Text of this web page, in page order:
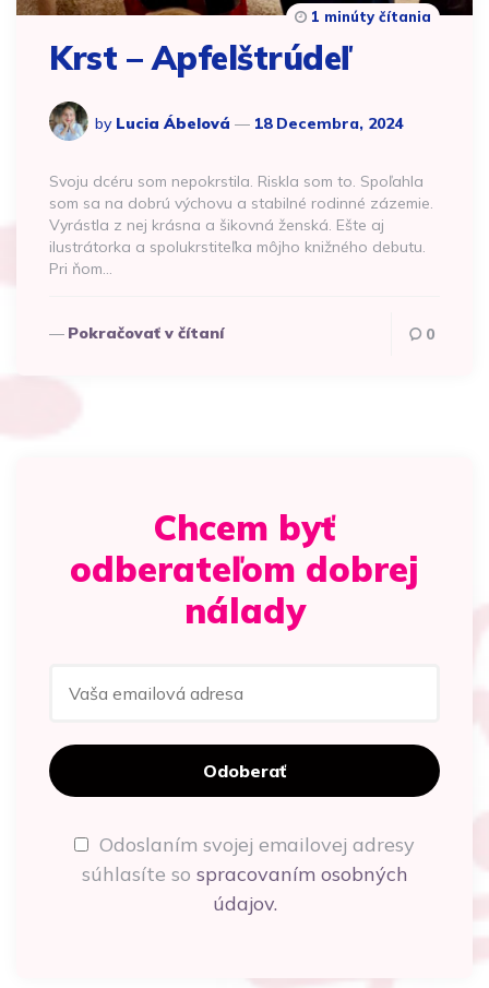
Krst – Apfelštrúdeľ
by Lucia Ábelová 18 Decembra, 2024
1 minúty čítania
Svoju dcéru som nepokrstila. Riskla som to. Spoľahla
som sa na dobrú výchovu a stabilné rodinné zázemie.
Vyrástla z nej krásna a šikovná ženská. Ešte aj
ilustrátorka a spolukrstiteľka môjho knižného debutu.
Pri ňom…
Pokračovať v čítaní 0
Chcem byť
odberateľom dobrej
nálady
Odoslaním svojej emailovej adresy
súhlasíte so spracovaním osobných
údajov.